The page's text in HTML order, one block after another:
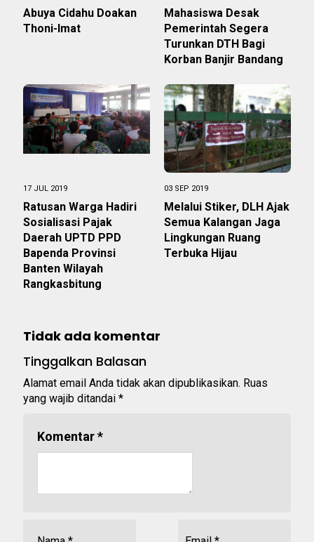
Abuya Cidahu Doakan
Thoni-Imat
Mahasiswa Desak
Pemerintah Segera
Turunkan DTH Bagi
Korban Banjir Bandang
17 JUL 2019
Ratusan Warga Hadiri
Sosialisasi Pajak
Daerah UPTD PPD
Bapenda Provinsi
Banten Wilayah
Rangkasbitung
03 SEP 2019
Melalui Stiker, DLH Ajak
Semua Kalangan Jaga
Lingkungan Ruang
Terbuka Hijau
Tidak ada komentar
Tinggalkan Balasan
Alamat email Anda tidak akan dipublikasikan. Ruas
yang wajib ditandai *
Komentar*